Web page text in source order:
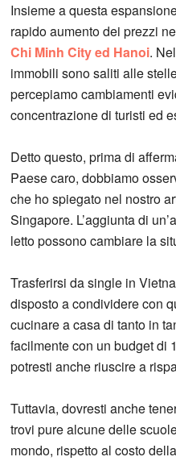
Insieme a questa
rapido aumento dei prezzi
Chi Minh City ed Hanoi.
immobili sono saliti alle
percepiamo cambiamenti
concentrazione di turisti ed
Detto questo, prima di
Paese caro, dobbiamo
che ho spiegato nel nostro
Singapore. L’aggiunta di
letto possono cambiare la
Trasferirsi da single in
disposto a condividere con
cucinare a casa di tanto in
facilmente con un budget di
potresti anche riuscire a
Tuttavia, dovresti anche
trovi pure alcune delle
mondo, rispetto al costo